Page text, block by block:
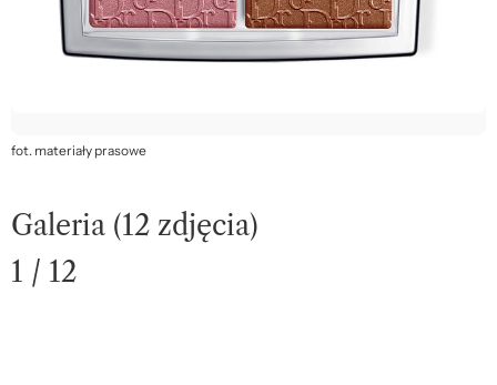
fot. materiały prasowe
Galeria (12 zdjęcia)
1 / 12